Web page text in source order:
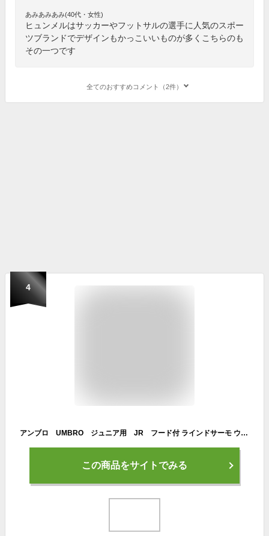
あみあみあみ(40代・女性)
ヒュンメルはサッカーやフットサルの選手に人気のスポー
ツブランドでデザインもかっこいいものが多くこちらのも
その一つです
全てのおすすめコメント（2件）
4
アンブロ UMBRO ジュニア用 JR フード付 ラインドサーモ ウインドブレーカー上下セット 裏地:トリコット起毛 UMJQJF30/UMJQJG30 キッズ 子供 ジャケット・パンツ セットアップ セール サッカー フットサル 秋冬モデル
この商品をサイトでみる